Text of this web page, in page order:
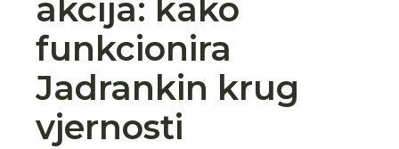
akcija: kako
funkcionira
Jadrankin krug
vjernosti